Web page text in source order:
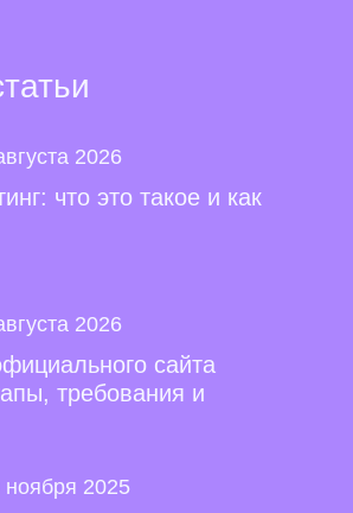
2026
что это такое и как
2026
сайта
требования и
2025